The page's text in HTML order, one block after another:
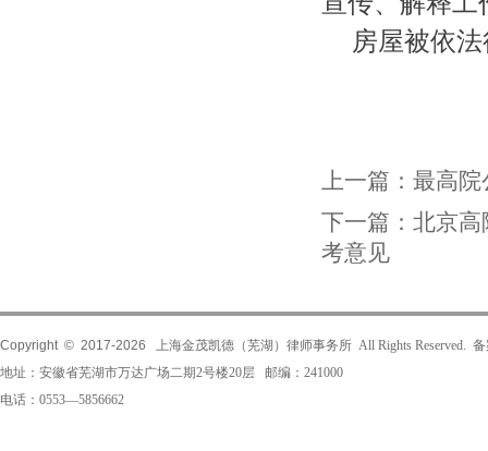
房屋被依
上一篇： 最高院
下一篇： 北京高
考意见
Copyright © 2017-2026
上海金茂凯德（芜湖）律师事务所 All Rights Reserved.
地址：安徽省芜湖市万达广场二期2号楼20层 邮编：241000
电话：0553—5856662